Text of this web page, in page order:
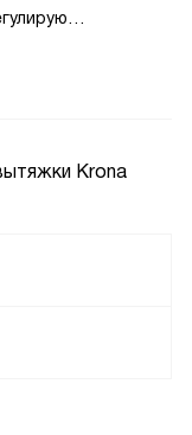
Krona
Очень